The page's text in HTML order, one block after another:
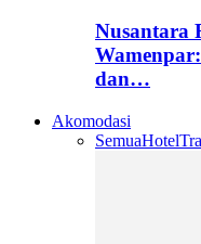
Nusantara
dan…
Akomodasi
SemuaHotel